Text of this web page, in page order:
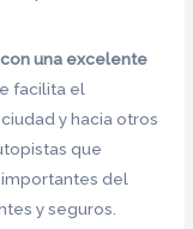
una excelente
facilita el
y hacia otros
que
del
y seguros.